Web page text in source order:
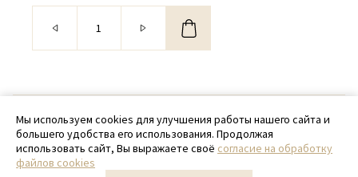
© 2020 - 2026 SamPack
+ 7 (918) 699-97-87
zakaz@sampack.store
Мы используем cookies для улучшения работы нашего сайта и
большего удобства его использования. Продолжая
использовать сайт, Вы выражаете своё согласие на обработку
файлов cookies